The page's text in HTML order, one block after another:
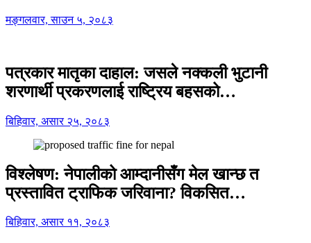
मङ्गलवार, साउन ५, २०८३
पत्रकार मातृका दाहाल: जसले नक्कली भुटानी
शरणार्थी प्रकरणलाई राष्ट्रिय बहसको…
बिहिवार, असार २५, २०८३
विश्लेषण: नेपालीको आम्दानीसँग मेल खान्छ त
प्रस्तावित ट्राफिक जरिवाना? विकसित…
बिहिवार, असार ११, २०८३